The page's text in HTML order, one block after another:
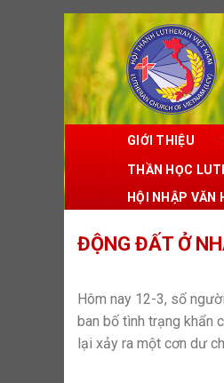
Skip
to
content
GIỚI THIỆU
THẦN HỌC
HỘI NHẬP VĂN
ĐỘNG ĐẤT Ở
Hôm nay 12-3, số
ban bố tình trạng khẩn
lại xảy ra một cơn dư